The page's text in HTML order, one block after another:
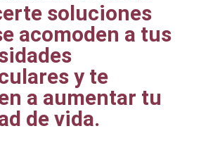
soluciones
acomoden a tus
y te
a aumentar tu
de vida.